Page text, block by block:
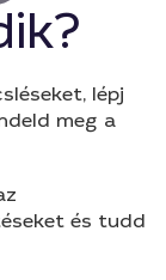
lépj
meg a
és tudd